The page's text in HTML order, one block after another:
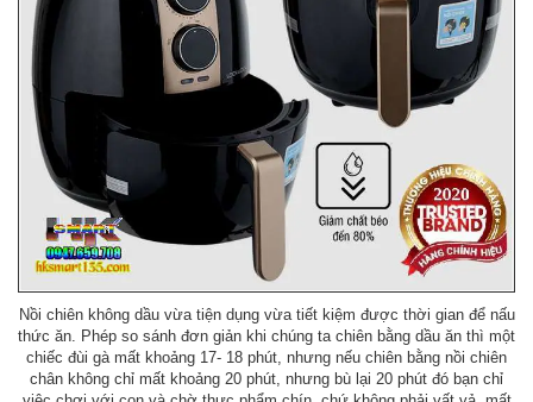
Nồi chiên không dầu vừa tiện dụng vừa tiết kiệm được thời gian để nấu
thức ăn. Phép so sánh đơn giản khi chúng ta chiên bằng dầu ăn thì một
chiếc đùi gà mất khoảng 17- 18 phút, nhưng nếu chiên bằng nồi chiên
chân không chỉ mất khoảng 20 phút, nhưng bù lại 20 phút đó bạn chỉ